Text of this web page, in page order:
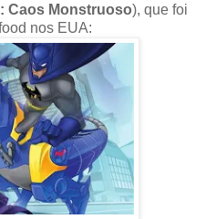
Caos Monstruoso), que foi
nos EUA: